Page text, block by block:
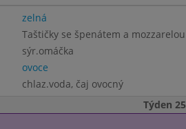
zelná
Taštičky se špenátem a mozzarelou
sýr.omáčka
ovoce
chlaz.voda, čaj ovocný
Týden 25